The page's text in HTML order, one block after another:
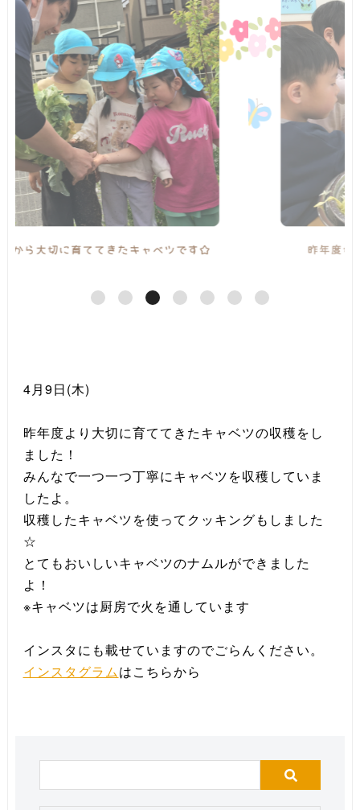
4月9日(木)
昨年度より大切に育ててきたキャベツの収穫をし
ました！
みんなで一つ一つ丁寧にキャベツを収穫していま
したよ。
収穫したキャベツを使ってクッキングもしました
☆
とてもおいしいキャベツのナムルができました
よ！
※キャベツは厨房で火を通しています
インスタにも載せていますのでごらんください。
インスタグラムはこちらから